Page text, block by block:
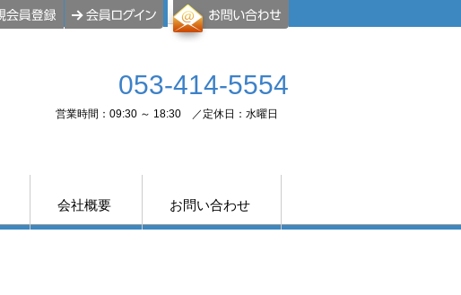
053-414-5554
営業時間：09:30 ～ 18:30 ／定休日：水曜日
会社概要 お問い合わせ